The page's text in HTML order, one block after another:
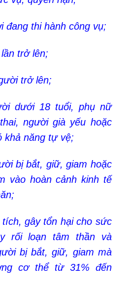
đang thi hành công vụ;
trở lên;
trở lên;
dưới 18 tuổi, phụ nữ
người già yếu hoặc
khả năng tự vệ;
bị bắt, giữ, giam hoặc
vào hoàn cảnh kinh tế
gây tổn hại cho sức
rối loạn tâm thần và
bị bắt, giữ, giam mà
cơ thể từ 31% đến